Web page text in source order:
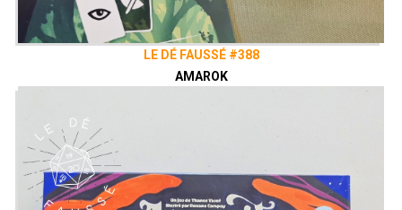
LE DÉ FAUSSÉ #388
AMAROK